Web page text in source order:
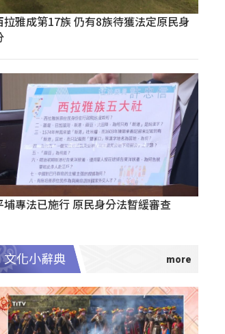
拉雅成第17族 仍有8族待獲法定原民身
埔專法已施行 原民身分法暫緩審查
文化小辭典